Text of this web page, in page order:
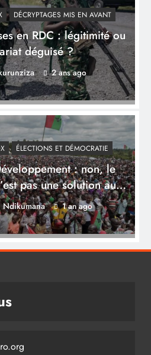
DÉCRYPTAGES MIS EN AVANT
en RDC : légitimité ou
déguisé ?
2 ans ago
ÉLECTIONS ET DÉMOCRATIE
: non, le
pas une solution au
Ndikumana 1 an ago